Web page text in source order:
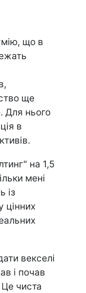
що в
ще
Для нього
в
на 1,5
мені
із
цінних
векселі
і почав
Це чиста